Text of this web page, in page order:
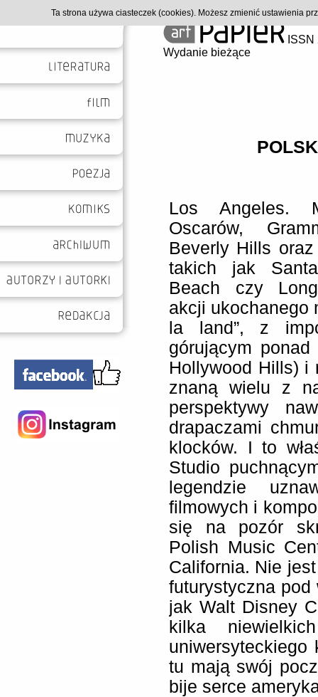
Wydanie bieżące
Los Angeles.
Oscarów,
Beverly Hills oraz
takich jak
Beach czy
akcji ukochanego
la land”, z
górującym
Hollywood Hills) i
znaną wielu z
perspektywy
drapaczami
klocków. I to
Studio
legendzie
filmowych i
się na pozór
Polish Music
California. Nie
futurystyczna pod
jak Walt Disney
kilka
uniwersyteckiego
tu mają swój
bije serce
Ta strona używa ciasteczek (cookies). Możesz zmienić ustawienia